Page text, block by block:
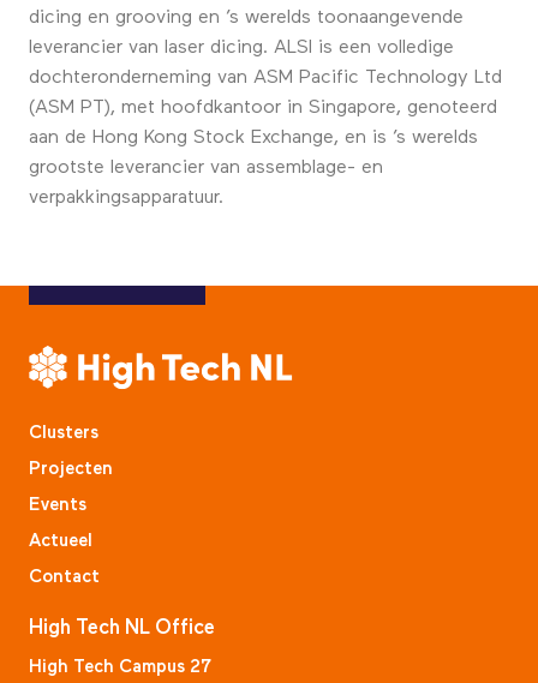
dicing en grooving en ’s werelds toonaangevende
leverancier van laser dicing. ALSI is een volledige
dochteronderneming van ASM Pacific Technology Ltd
(ASM PT), met hoofdkantoor in Singapore, genoteerd
aan de Hong Kong Stock Exchange, en is ’s werelds
grootste leverancier van assemblage- en
verpakkingsapparatuur.
Clusters
Projecten
Events
Actueel
Contact
High Tech NL Office
High Tech Campus 27